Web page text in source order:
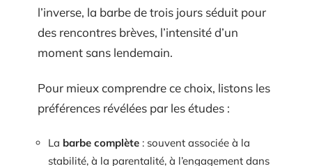
l’inverse, la barbe de trois jours séduit pour
des rencontres brèves, l’intensité d’un
moment sans lendemain.
Pour mieux comprendre ce choix, listons les
préférences révélées par les études :
La barbe complète : souvent associée à la
stabilité, à la parentalité, à l’engagement dans